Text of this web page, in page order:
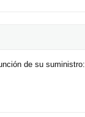
de su suministro: